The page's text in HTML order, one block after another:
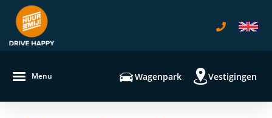
Menu Wagenpark Vestigingen
Sluit